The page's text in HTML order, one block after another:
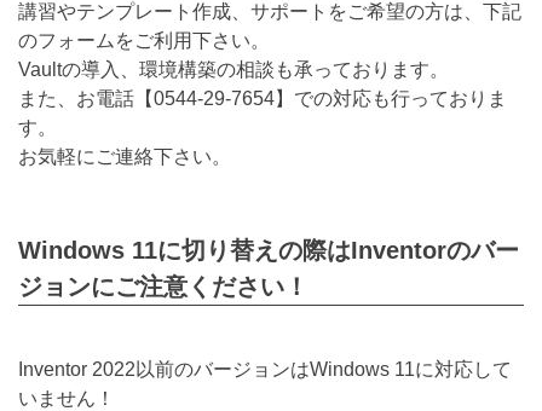
講習やテンプレート作成、サポートをご希望の方は、下記
のフォームをご利用下さい。
Vaultの導入、環境構築の相談も承っております。
また、お電話【0544-29-7654】での対応も行っておりま
す。
お気軽にご連絡下さい。
Windows 11に切り替えの際はInventorのバー
ジョンにご注意ください！
Inventor 2022以前のバージョンはWindows 11に対応して
いません！